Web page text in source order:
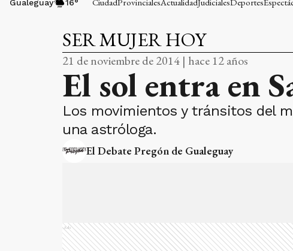
Gualeguay 16°
SER MUJER HOY
21 de noviembre de 2014 | hace 12 años
El sol entra en
Los movimientos y tránsitos del
una astróloga.
El Debate Pregón de Gualeguay
Ads